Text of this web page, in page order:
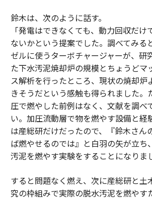
鈴木は、次のように話す。
「発電はできなくても、動力回収だけ
ないかという提案でした。調べてみる
ゼルに使うターボチャージャーが、研
た下水汚泥焼却炉の規模とちょうどマ
ス解析を行ったところ、現状の焼却炉
きそうだという感触も得られました。
圧で燃やした前例はなく、文献を調べ
い。加圧流動層で物を燃やす設備と経
は産総研だけだったので、『鈴木さん
ば燃やせるのでは』と白羽の矢が立ち
汚泥を燃やす実験をすることになりま
すると問題なく燃え、次に産総研と土
究の枠組みで実際の脱水汚泥を燃やす